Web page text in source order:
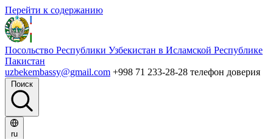
Перейти к содержанию
Посольство Республики Узбекистан в Исламской Республике
Пакистан
uzbekembassy@gmail.com +998 71 233-28-28 телефон доверия
Поиск
ru